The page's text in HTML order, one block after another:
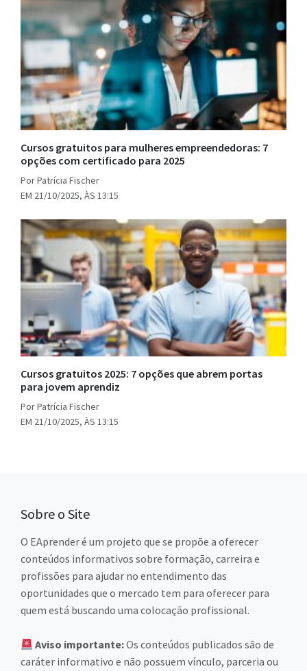
Cursos gratuitos para mulheres empreendedoras: 7
opções com certificado para 2025
Por Patrícia Fischer
EM 21/10/2025, ÀS 13:15
Cursos gratuitos 2025: 7 opções que abrem portas
para jovem aprendiz
Por Patrícia Fischer
EM 21/10/2025, ÀS 13:15
Sobre o Site
O EAprender é um projeto que se propõe a oferecer
conteúdos informativos sobre formação, carreira e
profissões para ajudar no entendimento das
oportunidades que o mercado tem para oferecer para
quem está buscando uma colocação profissional.
Aviso importante:Os conteúdos publicados são de
caráter informativo e não possuem vínculo, parceria ou